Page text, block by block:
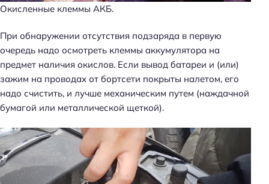
Окисленные клеммы АКБ.
При обнаружении отсутствия подзаряда в первую
очередь надо осмотреть клеммы аккумулятора на
предмет наличия окислов. Если вывод батареи и (или)
зажим на проводах от бортсети покрыты налетом, его
надо счистить, и лучше механическим путем (наждачной
бумагой или металлической щеткой).